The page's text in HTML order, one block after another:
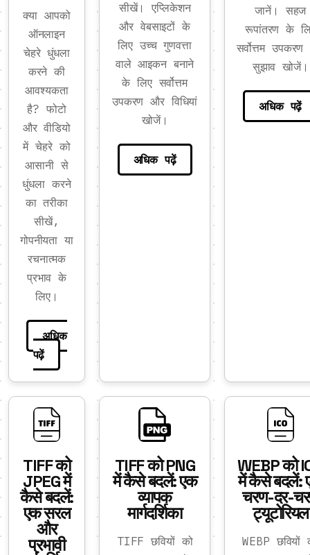
क्या आपको
ऑनलाइन
चेहरे धुंधला
करने की
आवश्यकता
है? फोटो
और वीडियो
में चेहरे को
आसानी से
धुंधला करने
का तरीका
सीखें,
गोपनीयता या
रचनात्मक
प्रभाव के
लिए।
अधिक
पढ़ें
सीखें। एप्लिकेशन
और वेबसाइटों के
लिए उच्च गुणवत्ता
वाले आइकन बनाने
के लिए सर्वोत्तम
उपकरण और विधियां
खोजें।
अधिक पढ़ें
जानें। सहज
रूपांतरण के
सर्वोत्तम
सुझाव खोजें।
अधिक पढ़ें
TIFF को
JPEG में
कैसे बदलें:
एक सरल
और
प्रभावी
TIFF को PNG
में कैसे बदलें: एक
व्यापक
मार्गदर्शिका
TIFF छवियों को
WEBP को
में कैसे बदलें:
चरण-दर-
ट्यूटोरियल
WEBP छवियों